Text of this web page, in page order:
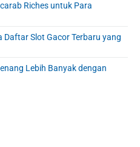
Riches untuk Para
Daftar Slot Gacor Terbaru yang
Lebih Banyak dengan